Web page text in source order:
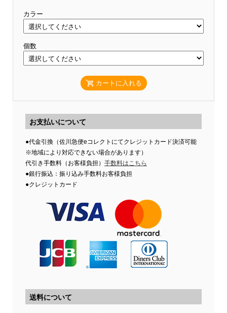
カラー
個数
カートに入れる
お支払いについて
●代金引換（佐川急便eコレクトにてクレジットカード決済可能
※地域により対応できない場合があります）
代引き手数料（お客様負担） 手数料はこちら
●銀行振込：振り込み手数料お客様負担
●クレジットカード
送料について